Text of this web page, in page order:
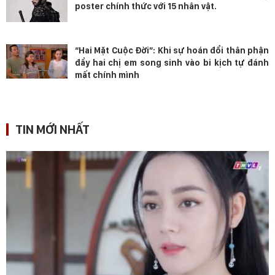
poster chính thức với 15 nhân vật.
“Hai Mặt Cuộc Đời”: Khi sự hoán đổi thân phận
đẩy hai chị em song sinh vào bi kịch tự đánh
mất chính mình
TIN MỚI NHẤT